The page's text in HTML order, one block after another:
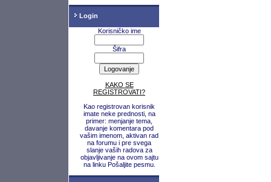
Login
Korisničko ime
Šifra
KAKO SE
REGISTROVATI?
Kao registrovan korisnik
imate neke prednosti, na
primer: menjanje tema,
davanje komentara pod
vašim imenom, aktivan rad
na forumu i pre svega
slanje vaših radova za
objavljivanje na ovom sajtu
na linku Pošaljite pesmu.